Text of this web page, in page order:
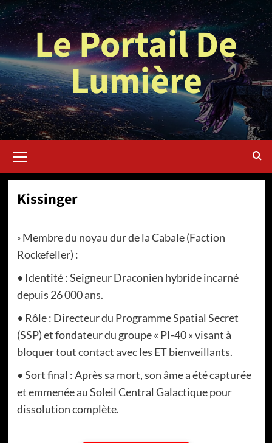
Aller
au
contenuLe Portail De
Lumière
principal
Kissinger
◦ Membre du noyau dur de la Cabale (Faction
Rockefeller) :
• Identité : Seigneur Draconien hybride incarné
depuis 26 000 ans.
• Rôle : Directeur du Programme Spatial Secret
(SSP) et fondateur du groupe « PI-40 » visant à
bloquer tout contact avec les ET bienveillants.
• Sort final : Après sa mort, son âme a été capturée
et emmenée au Soleil Central Galactique pour
dissolution complète.